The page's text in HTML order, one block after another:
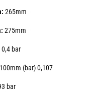
265mm
275mm
0,4 bar
(bar) 0,107
bar